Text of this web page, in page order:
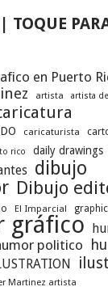
TOQUE
en Puerto
artista artista
caricaturista
rico daily drawings
dibujo
Dibujo
El Imparcial
gráfico
politico
Martinez artista